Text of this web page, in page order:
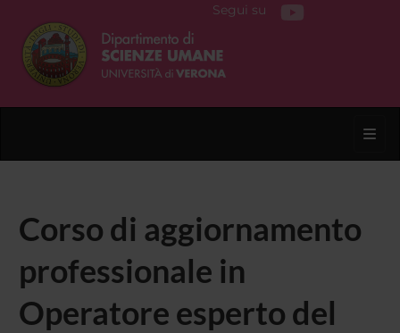
Segui su
Corso di aggiornamento
professionale in
Operatore esperto del